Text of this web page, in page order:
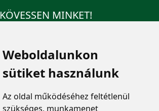
Weboldalunkon
sütiket használunk
Az oldal működéséhez feltétlenül
szükséges, munkamenet
KÖVESSEN MINKET!